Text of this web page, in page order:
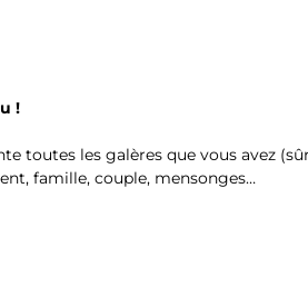
!
toutes les galères que vous avez
famille, couple, mensonges…